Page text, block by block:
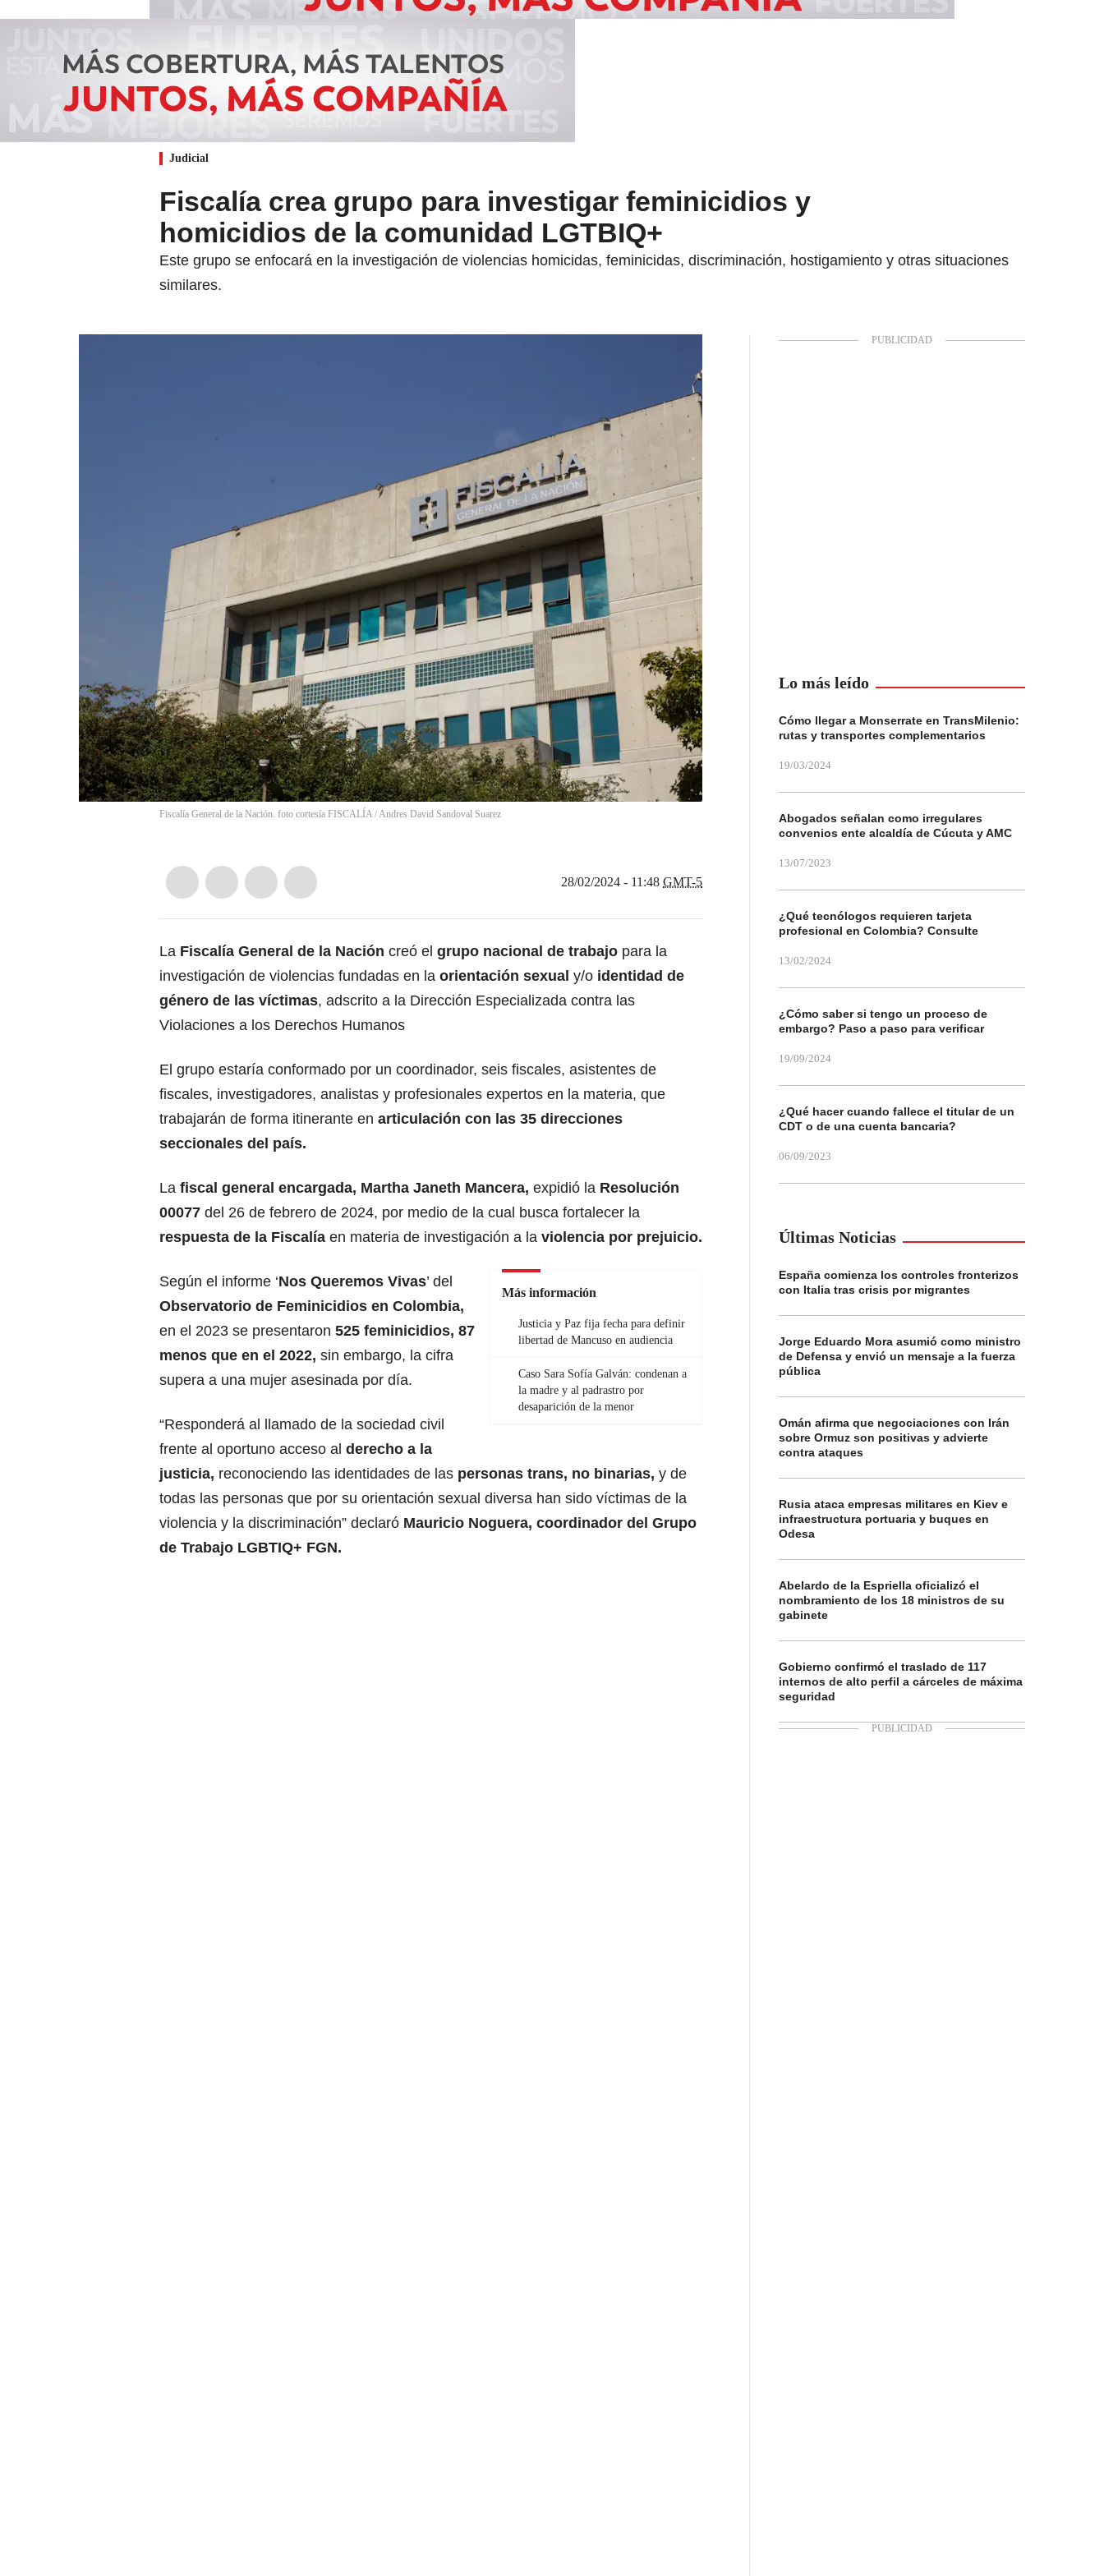
Judicial
Fiscalía crea grupo para investigar feminicidios y
homicidios de la comunidad LGTBIQ+
Este grupo se enfocará en la investigación de violencias homicidas, feminicidas, discriminación, hostigamiento y otras situaciones
similares.
Fiscalía General de la Nación. foto cortesía FISCALÍA /Andres David Sandoval Suarez
28/02/2024 - 11:48 GMT-5
La Fiscalía General de la Nación creó el grupo nacional de trabajo para la
investigación de violencias fundadas en la orientación sexual y/o identidad de
género de las víctimas, adscrito a la Dirección Especializada contra las
Violaciones a los Derechos Humanos
El grupo estaría conformado por un coordinador, seis fiscales, asistentes de
fiscales, investigadores, analistas y profesionales expertos en la materia, que
trabajarán de forma itinerante en articulación con las 35 direcciones
seccionales del país.
La fiscal general encargada, Martha Janeth Mancera, expidió la Resolución
00077 del 26 de febrero de 2024, por medio de la cual busca fortalecer la
respuesta de la Fiscalía en materia de investigación a la violencia por prejuicio.
Más información
Justicia y Paz fija fecha para definir
libertad de Mancuso en audiencia
Caso Sara Sofía Galván: condenan a
la madre y al padrastro por
desaparición de la menor
Según el informe ‘Nos Queremos Vivas’ del
Observatorio de Feminicidios en Colombia,
en el 2023 se presentaron 525 feminicidios, 87
menos que en el 2022, sin embargo, la cifra
supera a una mujer asesinada por día.
“Responderá al llamado de la sociedad civil
frente al oportuno acceso al derecho a la
justicia, reconociendo las identidades de las personas trans, no binarias, y de
todas las personas que por su orientación sexual diversa han sido víctimas de la
violencia y la discriminación” declaró Mauricio Noguera, coordinador del Grupo
de Trabajo LGBTIQ+ FGN.
Lo más leído
Cómo llegar a Monserrate en TransMilenio:
rutas y transportes complementarios
19/03/2024
Abogados señalan como irregulares
convenios ente alcaldía de Cúcuta y AMC
13/07/2023
¿Qué tecnólogos requieren tarjeta
profesional en Colombia? Consulte
13/02/2024
¿Cómo saber si tengo un proceso de
embargo? Paso a paso para verificar
19/09/2024
¿Qué hacer cuando fallece el titular de un
CDT o de una cuenta bancaria?
06/09/2023
Últimas Noticias
España comienza los controles fronterizos
con Italia tras crisis por migrantes
Jorge Eduardo Mora asumió como ministro
de Defensa y envió un mensaje a la fuerza
pública
Omán afirma que negociaciones con Irán
sobre Ormuz son positivas y advierte
contra ataques
Rusia ataca empresas militares en Kiev e
infraestructura portuaria y buques en
Odesa
Abelardo de la Espriella oficializó el
nombramiento de los 18 ministros de su
gabinete
Gobierno confirmó el traslado de 117
internos de alto perfil a cárceles de máxima
seguridad